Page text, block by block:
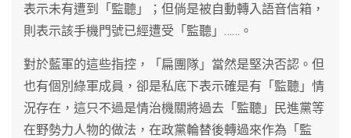
表示未有遭到「監聽」；但倘是被自動轉入語音信箱，
則表示該手機門號已經遭受「監聽」……。
對於藍軍的這些指控，「扁團隊」當然是堅決否認。但
也有個別綠軍成員，卻是私底下表示確是有「監聽」情
況存在，這只不過是情治機關將過去「監聽」民進黨等
在野勢力人物的做法，在政黨輪替後轉過來作為「監